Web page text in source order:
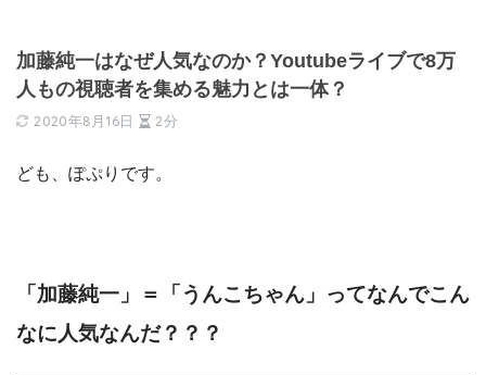
加藤純一はなぜ人気なのか？Youtubeライブで8万
人もの視聴者を集める魅力とは一体？
2020年8月16日 2分
ども、ぽぷりです。
「加藤純一」＝「うんこちゃん」ってなんでこん
なに人気なんだ？？？